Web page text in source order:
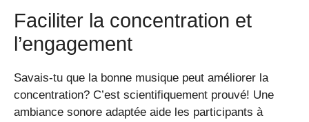
Faciliter la concentration et
l’engagement
Savais-tu que la bonne musique peut améliorer la
concentration? C’est scientifiquement prouvé! Une
ambiance sonore adaptée aide les participants à